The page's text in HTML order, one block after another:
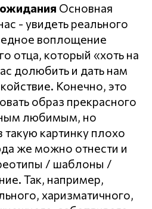
Основная
- увидеть реального
воплощение
отца, который «хоть на
долюбить и дать нам
Конечно, это
образ прекрасного
любимым, но
картинку плохо
же можно отнести и
/ шаблоны /
Так, например,
харизматичного,